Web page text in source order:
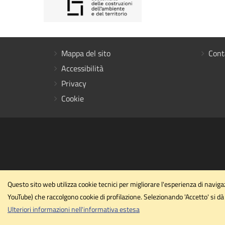
Mappa del sito
Accessibilità
Privacy
Cookie
Questo sito web utilizza cookie tecnici per migliorare l'esperienza di
YouTube) che raccolgono cookie di profilazione. Selezionando 'Accetto'
Ulteriori informazioni nell'informativa estesa